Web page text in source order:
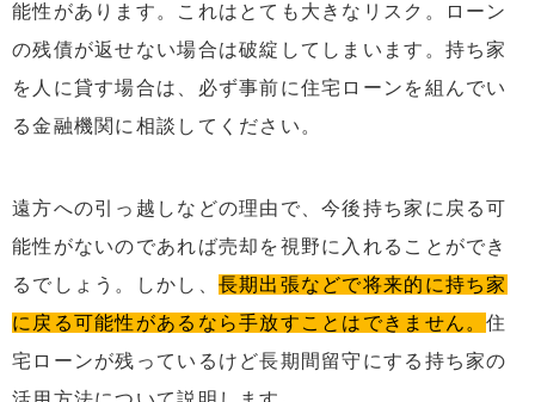
能性があります。これはとても大きなリスク。ローン
の残債が返せない場合は破綻してしまいます。持ち家
を人に貸す場合は、必ず事前に住宅ローンを組んでい
る金融機関に相談してください。
遠方への引っ越しなどの理由で、今後持ち家に戻る可
能性がないのであれば売却を視野に入れることができ
るでしょう。しかし、 長期出張などで将来的に持ち家
に戻る可能性があるなら手放すことはできません。住
宅ローンが残っているけど長期間留守にする持ち家の